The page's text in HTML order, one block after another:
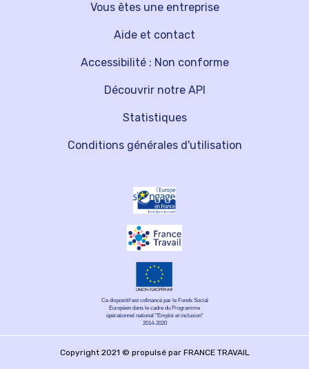
Vous êtes une entreprise
Découvrir notre API
Aide et contact
Statistiques
Accessibilité : Non conforme
Conditions générales d'utilisation
Ce dispositif est cofinancé par le Fonds Social
Européen dans le cadre du Programme
opérationnel national "Emploi et inclusion"
2014-2020
Copyright 2021 © propulsé par FRANCE TRAVAIL